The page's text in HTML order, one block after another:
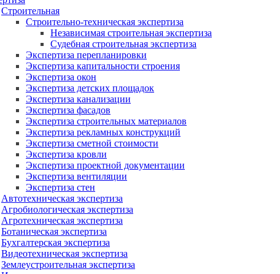
Строительная
Строительно-техническая экспертиза
Независимая строительная экспертиза
Судебная строительная экспертиза
Экспертиза перепланировки
Экспертиза капитальности строения
Экспертиза окон
Экспертиза детских площадок
Экспертиза канализации
Экспертиза фасадов
Экспертиза строительных материалов
Экспертиза рекламных конструкций
Экспертиза сметной стоимости
Экспертиза кровли
Экспертиза проектной документации
Экспертиза вентиляции
Экспертиза стен
Автотехническая экспертиза
Агробиологическая экспертиза
Агротехническая экспертиза
Ботаническая экспертиза
Бухгалтерская экспертиза
Видеотехническая экспертиза
Землеустроительная экспертиза